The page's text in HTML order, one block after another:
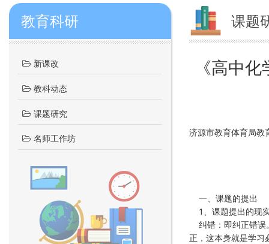
教育科研
新课改
教科动态
课题研究
名师工作坊
课题
《高中
济源市教育体育局教
一、课题的提出
1、课题提出的现
纠错：即纠正错误
正，这本身就是学习